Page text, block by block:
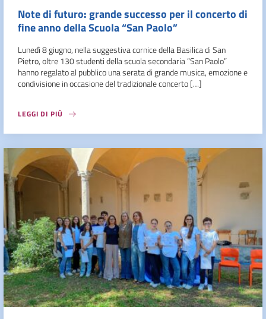
Note di futuro: grande successo per il concerto di
fine anno della Scuola “San Paolo”
Lunedì 8 giugno, nella suggestiva cornice della Basilica di San
Pietro, oltre 130 studenti della scuola secondaria “San Paolo”
hanno regalato al pubblico una serata di grande musica, emozione e
condivisione in occasione del tradizionale concerto […]
LEGGI DI PIÙ